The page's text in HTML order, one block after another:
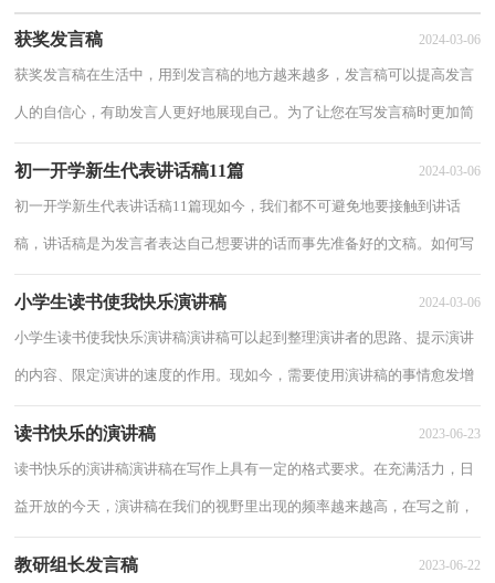
获奖发言稿 2024-03-06
获奖发言稿在生活中，用到发言稿的地方越来越多，发言稿可以提高发言
人的自信心，有助发言人更好地展现自己。为了让您在写发言稿时更加简
初一开学新生代表讲话稿11篇 2024-03-06
初一开学新生代表讲话稿11篇现如今，我们都不可避免地要接触到讲话
稿，讲话稿是为发言者表达自己想要讲的话而事先准备好的文稿。如何写
小学生读书使我快乐演讲稿 2024-03-06
小学生读书使我快乐演讲稿演讲稿可以起到整理演讲者的思路、提示演讲
的内容、限定演讲的速度的作用。现如今，需要使用演讲稿的事情愈发增
读书快乐的演讲稿 2023-06-23
读书快乐的演讲稿演讲稿在写作上具有一定的格式要求。在充满活力，日
益开放的今天，演讲稿在我们的视野里出现的频率越来越高，在写之前，
教研组长发言稿 2023-06-22